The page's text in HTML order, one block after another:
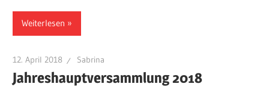
Weiterlesen
12. April 2018 Sabrina
Jahreshauptversammlung 2018